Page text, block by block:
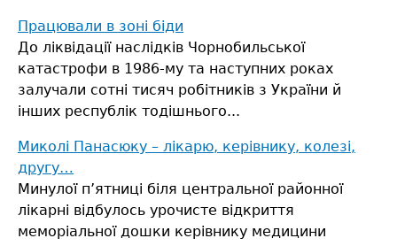
Працювали в зоні біди
До ліквідації наслідків Чорнобильської
катастрофи в 1986-му та наступних роках
залучали сотні тисяч робітників з України й
інших республік тодішнього...
Миколі Панасюку – лікарю, керівнику, колезі,
другу…
Минулої п’ятниці біля центральної районної
лікарні відбулось урочисте відкриття
меморіальної дошки керівнику медицини